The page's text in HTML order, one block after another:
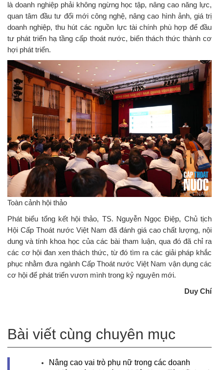
là doanh nghiệp phải không ngừng học tập, nâng cao năng lực,
quan tâm đầu tư đổi mới công nghệ, nâng cao hình ảnh, giá trị
doanh nghiệp, thu hút các nguồn lực tài chính phù hợp để đầu
tư phát triển hạ tầng cấp thoát nước, biến thách thức thành cơ
hợi phát triển.
Toàn cảnh hội thảo
Phát biểu tổng kết hội thảo, TS. Nguyễn Ngọc Điệp, Chủ tịch
Hội Cấp Thoát nước Việt Nam đã đánh giá cao chất lượng, nội
dung và tính khoa học của các bài tham luận, qua đó đã chỉ ra
các cơ hội đan xen thách thức, từ đó tìm ra các giải pháp khắc
phục nhằm đưa ngành Cấp Thoát nước Việt Nam vận dụng các
cơ hội để phát triển vươn mình trong kỷ nguyên mới.
Duy Chí
Bài viết cùng chuyên mục
Nâng cao vai trò phụ nữ trong các doanh